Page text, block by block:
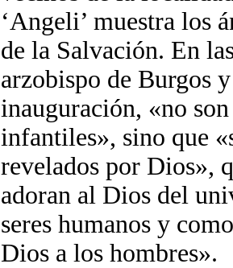
‘Angeli’ muestra los
de la Salvación. En
arzobispo de Burgos
inauguración, «no
infantiles», sino que
revelados por Dios»,
adoran al Dios del
seres humanos y
Dios a los hombres».